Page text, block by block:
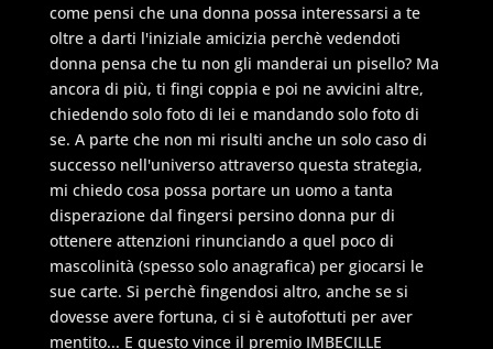
come pensi che una donna possa interessarsi a te
oltre a darti l'iniziale amicizia perchè vedendoti
donna pensa che tu non gli manderai un pisello? Ma
ancora di più, ti fingi coppia e poi ne avvicini altre,
chiedendo solo foto di lei e mandando solo foto di
se. A parte che non mi risulti anche un solo caso di
successo nell'universo attraverso questa strategia,
mi chiedo cosa possa portare un uomo a tanta
disperazione dal fingersi persino donna pur di
ottenere attenzioni rinunciando a quel poco di
mascolinità (spesso solo anagrafica) per giocarsi le
sue carte. Si perchè fingendosi altro, anche se si
dovesse avere fortuna, ci si è autofottuti per aver
mentito... E questo vince il premio IMBECILLE